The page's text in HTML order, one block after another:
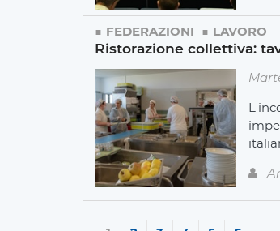
FEDERAZIONI LAVORO
Ristorazione collettiva: